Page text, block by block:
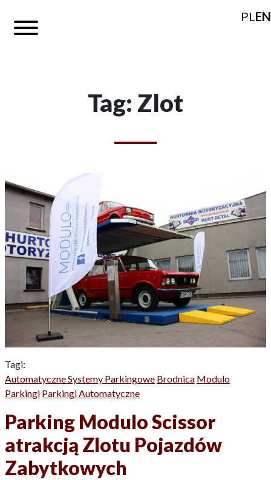
PLEN
Tag: Zlot
Tagi:
Automatyczne Systemy Parkingowe Brodnica Modulo
Parkingi Parkingi Automatyczne
Parking Modulo Scissor
atrakcją Zlotu Pojazdów
Zabytkowych